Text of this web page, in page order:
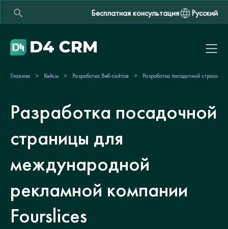
Бесплатная консультация Русский
Главная > Кейсы > Разработка Веб-сайтов > Разработка посадочной
Разработка посадочной
страницы для
международной
рекламной компании
Fourslices